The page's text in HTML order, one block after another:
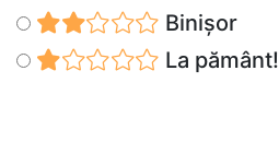
Binișor
La pământ!